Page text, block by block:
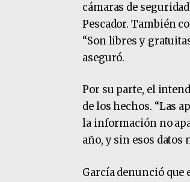
cámaras de
Pescador. También
“Son libres y
aseguró.
Por su parte, el
de los hechos. “Las
la información no
año, y sin esos datos
García denunció que